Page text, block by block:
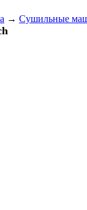
→ Сушильные